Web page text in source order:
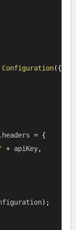
Configuration({
. headers = {
+ apiKey,
) ;